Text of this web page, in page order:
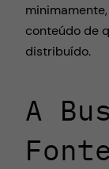
conteúdo de
distribuído.
A